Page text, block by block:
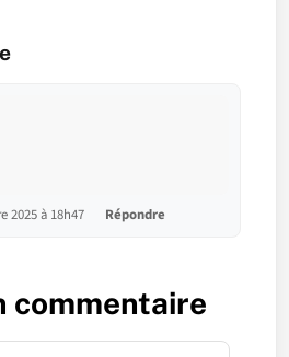
2025 à 18h47 Répondre
commentaire